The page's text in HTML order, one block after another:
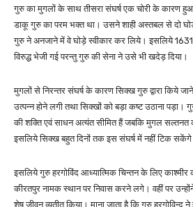
गुरु का मुगलों के साथ तीसरा संघर्ष एक चोरी के कारण
डाकू गुरु का परम भक्त था। उसने शाही अस्तबल से दो
गुरु ने अनजाने में वे घोड़े स्वीकार कर लिये। इसलिये
विरुद्ध भेजी गई परन्तु गुरु की सेना ने उसे भी खदेड़ दिया।
मुगलों से निरन्तर संघर्ष के कारण सिक्ख गुरु द्वारा किये
उत्पन्न होने लगी तथा सिक्खों को बड़ा कष्ट उठाना पड़ा।
की शक्ति एवं साधन अत्यंत सीमित हैं जबकि मुगल सल्तनत
इसलिये सिक्ख बहुत दिनों तक इस संघर्ष में नहीं टिक
इसलिये गुरु हरगोविंद आध्यात्मिक चिन्तन के लिए
कीरतपुर नामक स्थान पर निवास करने लगे। वहीं पर
शेष जीवन व्यतीत किया। माना जाता है कि गुरु हरगोविन्द